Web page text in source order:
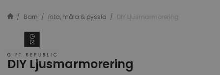
Barn Rita, måla & pyssla DIY Ljusmarmorering
DIY Ljusmarmorering